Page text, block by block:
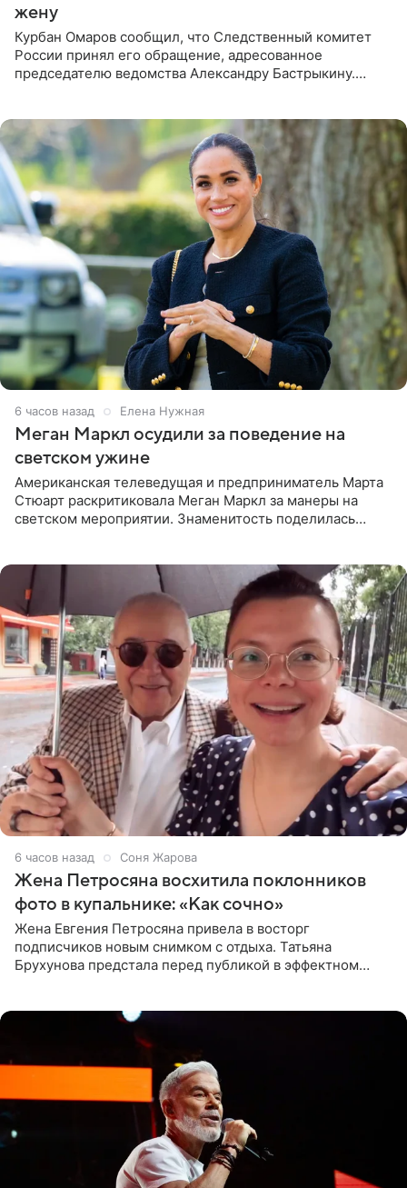
жену
Курбан Омаров сообщил, что Следственный комитет
России принял его обращение, адресованное
председателю ведомства Александру Бастрыкину.
6 часов назад Елена Нужная
Меган Маркл осудили за поведение на
светском ужине
Американская телеведущая и предприниматель Марта
Стюарт раскритиковала Меган Маркл за манеры на
светском мероприятии. Знаменитость поделилась
6 часов назад Соня Жарова
Жена Петросяна восхитила поклонников
фото в купальнике: «Как сочно»
Жена Евгения Петросяна привела в восторг
подписчиков новым снимком с отдыха. Татьяна
Брухунова предстала перед публикой в эффектном